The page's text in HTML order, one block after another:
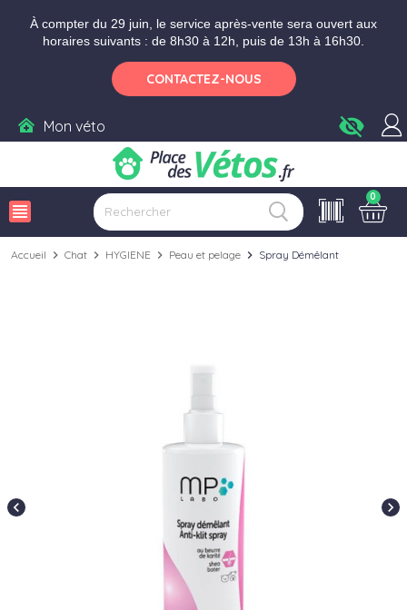
À compter du 29 juin, le service après-vente sera ouvert aux
horaires suivants : de 8h30 à 12h, puis de 13h à 16h30.
CONTACTEZ-NOUS
Mon véto visibility_off
view_headline
0
Accueil chevron_right Chat chevron_right HYGIENE chevron_right Peau et pelage chevron_right Spray Démêlant
chevron_left chevron_right